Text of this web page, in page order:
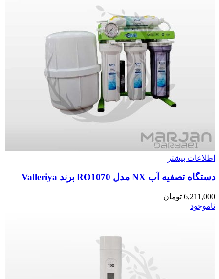
اطلاعات بیشتر
دستگاه تصفیه آب NX مدل RO1070 برند Valleriya
6,211,000 تومان
ناموجود